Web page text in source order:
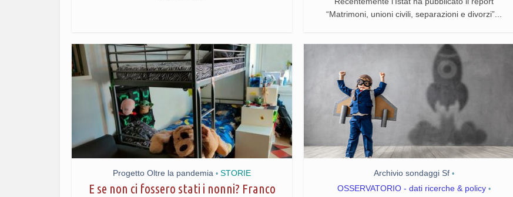
“Matrimoni, unioni civili, separazioni e divorzi”...
Progetto Oltre la pandemia • STORIE
E se non ci fossero stati i nonni? Franco
Archivio sondaggi Sf •
OSSERVATORIO - dati ricerche & policy •